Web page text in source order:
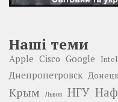
Наші теми
Apple Cisco Google Intel
Днепропетровск
Крым Львов НГУ